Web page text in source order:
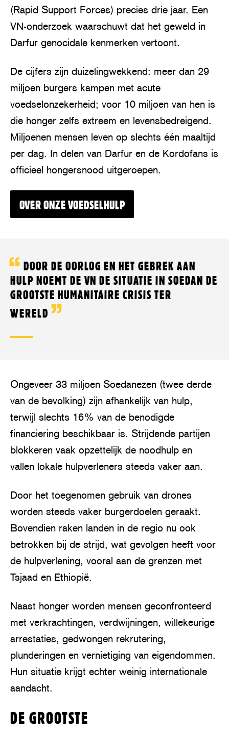
(Rapid Support Forces) precies drie jaar. Een
VN-onderzoek waarschuwt dat het geweld in
Darfur genocidale kenmerken vertoont.
De cijfers zijn duizelingwekkend: meer dan 29
miljoen burgers kampen met acute
voedselonzekerheid; voor 10 miljoen van hen is
die honger zelfs extreem en levensbedreigend.
Miljoenen mensen leven op slechts één maaltijd
per dag. In delen van Darfur en de Kordofans is
officieel hongersnood uitgeroepen.
OVER ONZE VOEDSELHULP
DOOR DE OORLOG EN HET GEBREK AAN
HULP NOEMT DE VN DE SITUATIE IN SOEDAN DE
GROOTSTE HUMANITAIRE CRISIS TER
WERELD
Ongeveer 33 miljoen Soedanezen (twee derde
van de bevolking) zijn afhankelijk van hulp,
terwijl slechts 16% van de benodigde
financiering beschikbaar is. Strijdende partijen
blokkeren vaak opzettelijk de noodhulp en
vallen lokale hulpverleners steeds vaker aan.
Door het toegenomen gebruik van drones
worden steeds vaker burgerdoelen geraakt.
Bovendien raken landen in de regio nu ook
betrokken bij de strijd, wat gevolgen heeft voor
de hulpverlening, vooral aan de grenzen met
Tsjaad en Ethiopië.
Naast honger worden mensen geconfronteerd
met verkrachtingen, verdwijningen, willekeurige
arrestaties, gedwongen rekrutering,
plunderingen en vernietiging van eigendommen.
Hun situatie krijgt echter weinig internationale
aandacht.
DE GROOTSTE